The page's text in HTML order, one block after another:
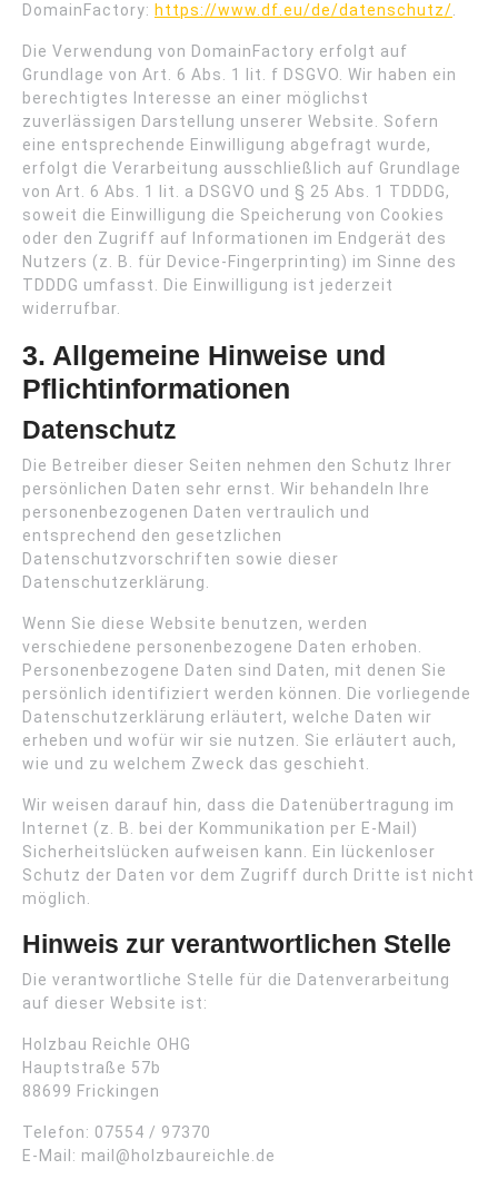
DomainFactory: https://www.df.eu/de/datenschutz/
Die Verwendung von DomainFactory erfolgt auf
Grundlage von Art. 6 Abs. 1 lit. f DSGVO. Wir haben ein
berechtigtes Interesse an einer möglichst
zuverlässigen Darstellung unserer Website. Sofern
eine entsprechende Einwilligung abgefragt wurde,
erfolgt die Verarbeitung ausschließlich auf Grundlage
von Art. 6 Abs. 1 lit. a DSGVO und § 25 Abs. 1 TDDDG,
soweit die Einwilligung die Speicherung von Cookies
oder den Zugriff auf Informationen im Endgerät des
Nutzers (z. B. für Device-Fingerprinting) im Sinne des
TDDDG umfasst. Die Einwilligung ist jederzeit
widerrufbar.
3. Allgemeine Hinweise und
Pflicht­informationen
Datenschutz
Die Betreiber dieser Seiten nehmen den Schutz Ihrer
persönlichen Daten sehr ernst. Wir behandeln Ihre
personenbezogenen Daten vertraulich und
entsprechend den gesetzlichen
Datenschutzvorschriften sowie dieser
Datenschutzerklärung.
Wenn Sie diese Website benutzen, werden
verschiedene personenbezogene Daten erhoben.
Personenbezogene Daten sind Daten, mit denen Sie
persönlich identifiziert werden können. Die vorliegende
Datenschutzerklärung erläutert, welche Daten wir
erheben und wofür wir sie nutzen. Sie erläutert auch,
wie und zu welchem Zweck das geschieht.
Wir weisen darauf hin, dass die Datenübertragung im
Internet (z. B. bei der Kommunikation per E-Mail)
Sicherheitslücken aufweisen kann. Ein lückenloser
Schutz der Daten vor dem Zugriff durch Dritte ist nicht
möglich.
Hinweis zur verantwortlichen Stelle
Die verantwortliche Stelle für die Datenverarbeitung
auf dieser Website ist:
Holzbau Reichle OHG
Hauptstraße 57b
88699 Frickingen
Telefon: 07554 / 97370
E-Mail: mail@holzbaureichle.de